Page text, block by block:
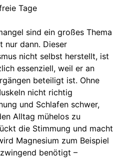
Tage
sind ein großes Thema
nur dann. Dieser
nicht selbst herstellt, ist
essenziell, weil er an
beteiligt ist. Ohne
nicht richtig
und Schlafen schwer,
Alltag mühelos zu
die Stimmung und macht
Magnesium zum Beispiel
benötigt –